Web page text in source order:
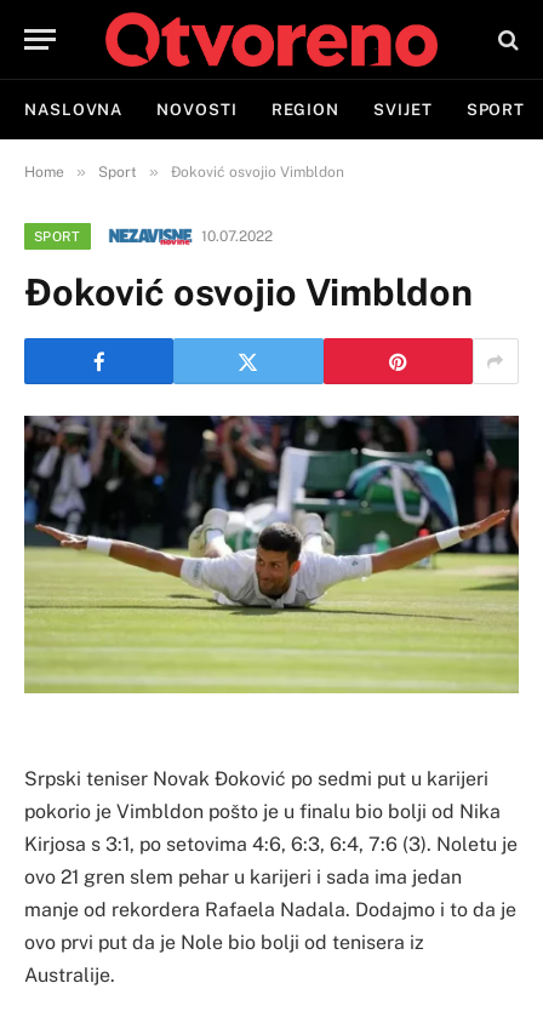
NASLOVNA NOVOSTI REGION SVIJET SPORT
Home » Sport » Đoković osvojio Vimbldon
SPORT 10.07.2022
Đoković osvojio Vimbldon
Srpski teniser Novak Đoković po sedmi put u karijeri
pokorio je Vimbldon pošto je u finalu bio bolji od Nika
Kirjosa s 3:1, po setovima 4:6, 6:3, 6:4, 7:6 (3). Noletu je
ovo 21 gren slem pehar u karijeri i sada ima jedan
manje od rekordera Rafaela Nadala. Dodajmo i to da je
ovo prvi put da je Nole bio bolji od tenisera iz
Australije.